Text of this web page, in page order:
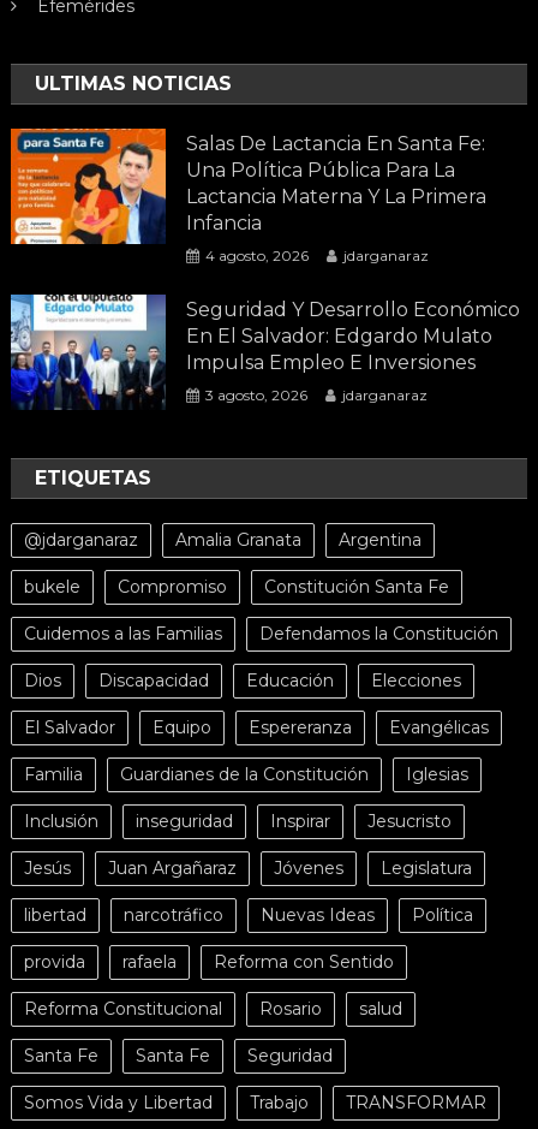
Efemérides
ULTIMAS NOTICIAS
Salas De Lactancia En Santa Fe:
Una Política Pública Para La
Lactancia Materna Y La Primera
Infancia
4 agosto, 2026 jdarganaraz
Seguridad Y Desarrollo Económico
En El Salvador: Edgardo Mulato
Impulsa Empleo E Inversiones
3 agosto, 2026 jdarganaraz
ETIQUETAS
@jdarganaraz Amalia Granata Argentina
bukele Compromiso Constitución Santa Fe
Cuidemos a las Familias Defendamos la Constitución
Dios Discapacidad Educación Elecciones
El Salvador Equipo Espereranza Evangélicas
Familia Guardianes de la Constitución Iglesias
Inclusión inseguridad Inspirar Jesucristo
Jesús Juan Argañaraz Jóvenes Legislatura
libertad narcotráfico Nuevas Ideas Política
provida rafaela Reforma con Sentido
Reforma Constitucional Rosario salud
Santa Fe Santa Fe Seguridad
Somos Vida y Libertad Trabajo TRANSFORMAR